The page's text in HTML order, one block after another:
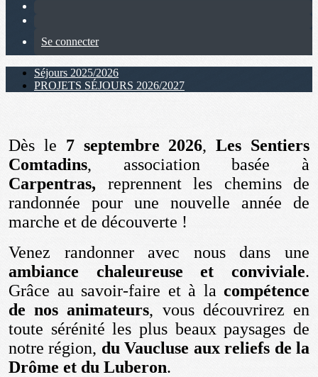
Se connecter
Séjours 2025/2026
PROJETS SÉJOURS 2026/2027
Dès le 7 septembre 2026,Les Sentiers
Comtadins, association basée à
Carpentras, reprennent les chemins de
randonnée pour une nouvelle année de
marche et de découverte !
Venez randonner avec nous dans une
ambiance chaleureuse et conviviale.
Grâce au savoir-faire et à la compétence
de nos animateurs, vous découvrirez en
toute sérénité les plus beaux paysages de
notre région, du Vaucluse aux reliefs de la
Drôme et du Luberon.